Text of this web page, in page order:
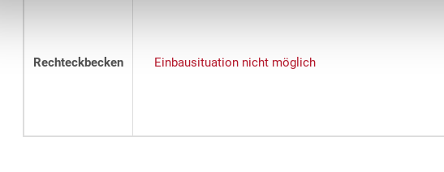
Rechteckbecken Einbausituation nicht möglich